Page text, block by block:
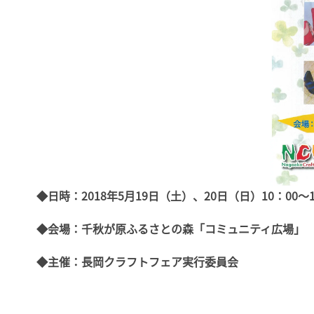
◆日時：2018年5月19日（土）、20日（日）10：00～
◆会場：千秋が原ふるさとの森「コミュニティ広場」
◆主催：長岡クラフトフェア実行委員会